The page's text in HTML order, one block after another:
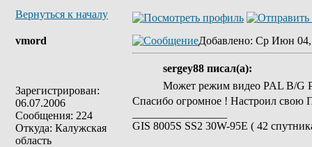
Вернуться к началу
vmord
Зарегистрирован:
06.07.2006
Сообщения: 224
Откуда: Калужская
область
Добавлено: Ср Июн 04,
sergey88 писал(а):
Может режим видео PAL B/G
Спасибо огромное ! Настроил
GIS 8005S SS2 30W-95E ( 42